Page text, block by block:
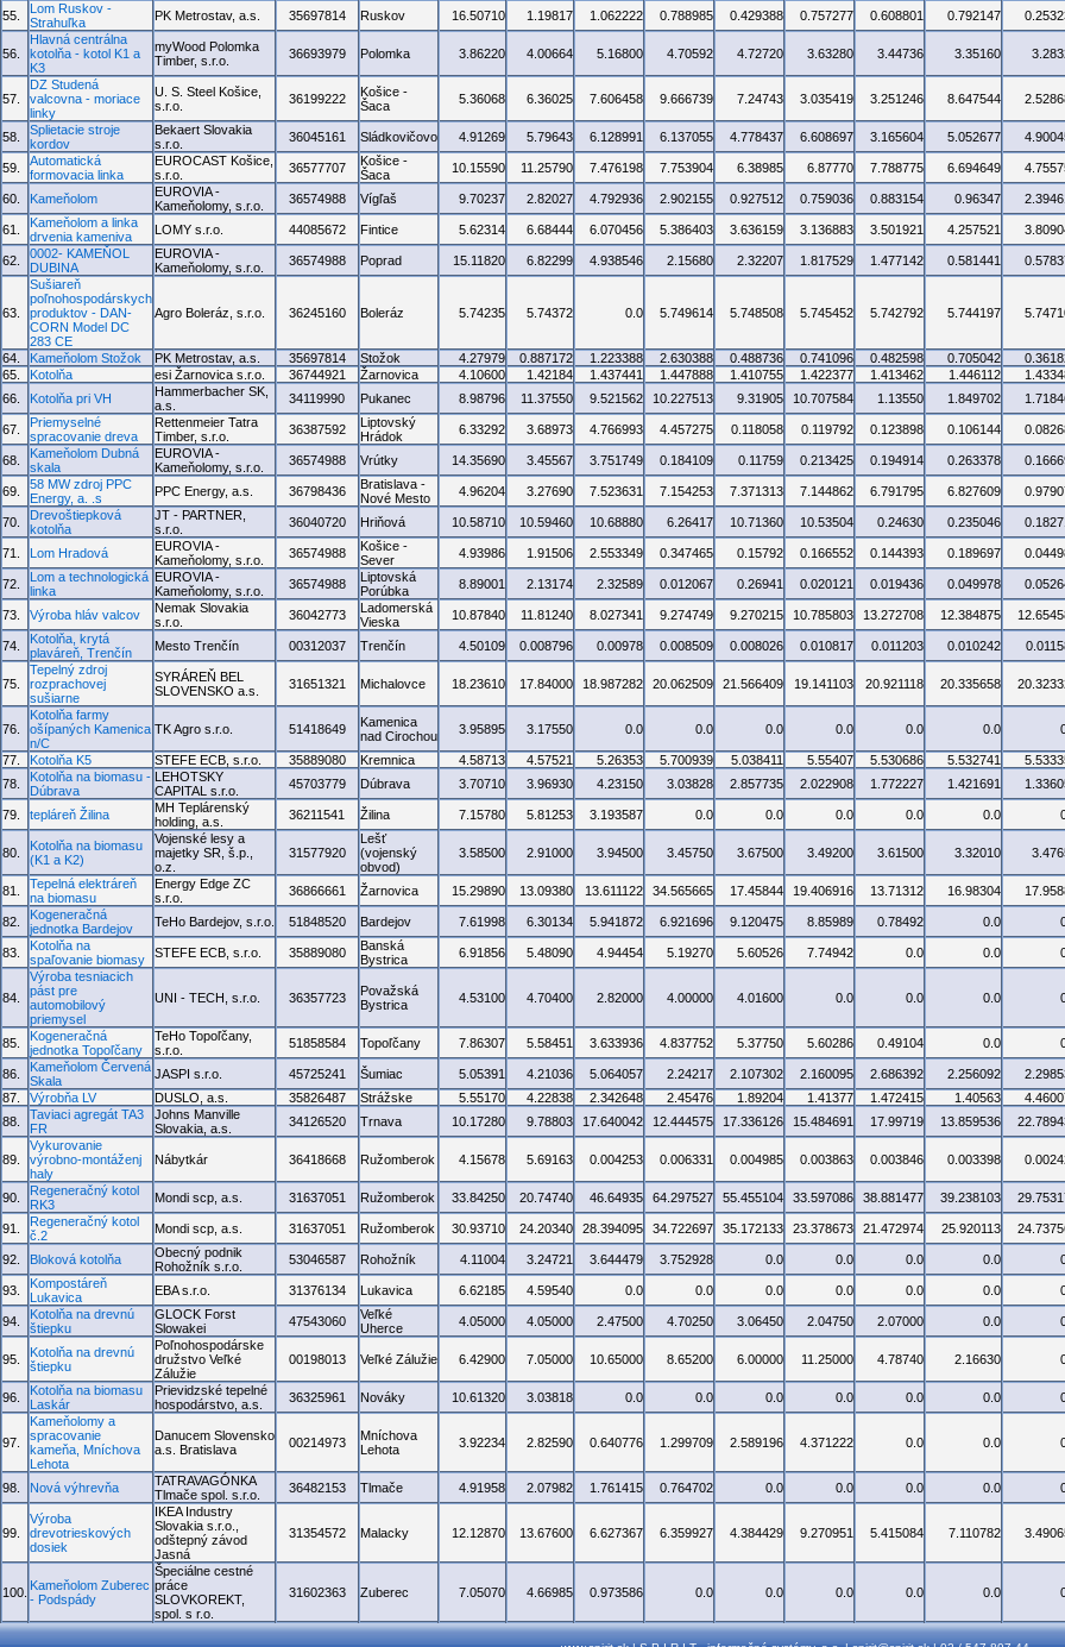
55.
Lom Ruskov -
Strahuľka
PK Metrostav, a.s. 35697814 Ruskov 16.50710 1.19817 1.062222 0.788985 0.429388 0.757277 0.608801 0.792147
56.
Hlavná centrálna
kotolňa - kotol K1 a
K3
myWood Polomka
Timber, s.r.o.
36693979 Polomka 3.86220 4.00664 5.16800 4.70592 4.72720 3.63280 3.44736 3.35160
57.
DZ Studená
valcovna - moriace
linky
U. S. Steel Košice,
s.r.o.
36199222
Košice -
Šaca
5.36068 6.36025 7.606458 9.666739 7.24743 3.035419 3.251246 8.647544
58.
Splietacie stroje
kordov
Bekaert Slovakia
s.r.o.
36045161 Sládkovičovo 4.91269 5.79643 6.128991 6.137055 4.778437 6.608697 3.165604 5.052677
59.
Automatická
formovacia linka
EUROCAST Košice,
s.r.o.
36577707
Košice -
Šaca
10.15590 11.25790 7.476198 7.753904 6.38985 6.87770 7.788775 6.694649
60. Kameňolom
EUROVIA -
Kameňolomy, s.r.o.
36574988 Vígľaš 9.70237 2.82027 4.792936 2.902155 0.927512 0.759036 0.883154 0.96347
61.
Kameňolom a linka
drvenia kameniva
LOMY s.r.o. 44085672 Fintice 5.62314 6.68444 6.070456 5.386403 3.636159 3.136883 3.501921 4.257521
62.
0002- KAMEŇOL
DUBINA
EUROVIA -
Kameňolomy, s.r.o.
36574988 Poprad 15.11820 6.82299 4.938546 2.15680 2.32207 1.817529 1.477142 0.581441
63.
Sušiareň
poľnohospodárskych
produktov - DAN-
CORN Model DC
283 CE
Agro Boleráz, s.r.o. 36245160 Boleráz 5.74235 5.74372 0.0 5.749614 5.748508 5.745452 5.742792 5.744197
64. Kameňolom Stožok PK Metrostav, a.s. 35697814 Stožok 4.27979 0.887172 1.223388 2.630388 0.488736 0.741096 0.482598 0.705042
65.
Kotolňa esi Žarnovica s.r.o. 36744921 Žarnovica 4.10600 1.42184 1.437441 1.447888 1.410755 1.422377 1.413462 1.446112
66.
Kotolňa pri VH
Hammerbacher SK,
a.s.
34119990 Pukanec 8.98796 11.37550 9.521562 10.227513 9.31905 10.707584 1.13550 1.849702
67.
Priemyselné
spracovanie dreva
Rettenmeier Tatra
Timber, s.r.o.
36387592
Liptovský
Hrádok
6.33292 3.68973 4.766993 4.457275 0.118058 0.119792 0.123898 0.106144
68.
Kameňolom Dubná
skala
EUROVIA -
Kameňolomy, s.r.o.
36574988 Vrútky 14.35690 3.45567 3.751749 0.184109 0.11759 0.213425 0.194914 0.263378
69.
58 MW zdroj PPC
Energy, a. .s
PPC Energy, a.s. 36798436
Bratislava -
Nové Mesto
4.96204 3.27690 7.523631 7.154253 7.371313 7.144862 6.791795 6.827609
70.
Drevoštiepková
kotolňa
JT - PARTNER,
s.r.o.
36040720 Hriňová 10.58710 10.59460 10.68880 6.26417 10.71360 10.53504 0.24630 0.235046
71. Lom Hradová
EUROVIA -
Kameňolomy, s.r.o.
36574988
Košice -
Sever
4.93986 1.91506 2.553349 0.347465 0.15792 0.166552 0.144393 0.189697
72.
Lom a technologická
linka
EUROVIA -
Kameňolomy, s.r.o.
36574988
Liptovská
Porúbka
8.89001 2.13174 2.32589 0.012067 0.26941 0.020121 0.019436 0.049978
73. Výroba hláv valcov
Nemak Slovakia
s.r.o.
36042773
Ladomerská
Vieska
10.87840 11.81240 8.027341 9.274749 9.270215 10.785803 13.272708 12.384875
74.
Kotolňa, krytá
plaváreň, Trenčín
Mesto Trenčín 00312037 Trenčín 4.50109 0.008796 0.00978 0.008509 0.008026 0.010817 0.011203 0.010242
75.
Tepelný zdroj
rozprachovej
sušiarne
SYRÁREŇ BEL
SLOVENSKO a.s.
31651321 Michalovce 18.23610 17.84000 18.987282 20.062509 21.566409 19.141103 20.921118 20.335658
76.
Kotolňa farmy
ošípaných Kamenica
n/C
TK Agro s.r.o. 51418649
Kamenica
nad Cirochou
3.95895 3.17550 0.0 0.0 0.0 0.0 0.0 0.0
77. Kotolňa K5 STEFE ECB, s.r.o. 35889080 Kremnica 4.58713 4.57521 5.26353 5.700939 5.038411 5.55407 5.530686 5.532741
78.
Kotolňa na biomasu -
Dúbrava
LEHOTSKY
CAPITAL s.r.o.
45703779 Dúbrava 3.70710 3.96930 4.23150 3.03828 2.857735 2.022908 1.772227 1.421691
79. tepláreň Žilina
MH Teplárenský
holding, a.s.
36211541 Žilina 7.15780 5.81253 3.193587 0.0 0.0 0.0 0.0 0.0
80.
Kotolňa na biomasu
(K1 a K2)
Vojenské lesy a
majetky SR, š.p.,
o.z.
31577920
Lešť
(vojenský
obvod)
3.58500 2.91000 3.94500 3.45750 3.67500 3.49200 3.61500 3.32010
81.
Tepelná elektráreň
na biomasu
Energy Edge ZC
s.r.o.
36866661 Žarnovica 15.29890 13.09380 13.611122 34.565665 17.45844 19.406916 13.71312 16.98304
82.
Kogeneračná
jednotka Bardejov
TeHo Bardejov, s.r.o. 51848520 Bardejov 7.61998 6.30134 5.941872 6.921696 9.120475 8.85989 0.78492 0.0
83.
Kotolňa na
spaľovanie biomasy
STEFE ECB, s.r.o. 35889080
Banská
Bystrica
6.91856 5.48090 4.94454 5.19270 5.60526 7.74942 0.0 0.0
84.
Výroba tesniacich
pást pre
automobilový
priemysel
UNI - TECH, s.r.o. 36357723
Považská
Bystrica
4.53100 4.70400 2.82000 4.00000 4.01600 0.0 0.0 0.0
85.
Kogeneračná
jednotka Topoľčany
TeHo Topoľčany,
s.r.o.
51858584 Topoľčany 7.86307 5.58451 3.633936 4.837752 5.37750 5.60286 0.49104 0.0
86.
Kameňolom Červená
Skala
JASPI s.r.o. 45725241 Šumiac 5.05391 4.21036 5.064057 2.24217 2.107302 2.160095 2.686392 2.256092
87.
Výrobňa LV DUSLO, a.s. 35826487 Strážske 5.55170 4.22838 2.342648 2.45476 1.89204 1.41377 1.472415 1.40563
88.
Taviaci agregát TA3
FR
Johns Manville
Slovakia, a.s.
34126520 Trnava 10.17280 9.78803 17.640042 12.444575 17.336126 15.484691 17.99719 13.859536
89.
Vykurovanie
výrobno-montáženj
haly
Nábytkár 36418668 Ružomberok 4.15678 5.69163 0.004253 0.006331 0.004985 0.003863 0.003846 0.003398
90.
Regeneračný kotol
RK3
Mondi scp, a.s. 31637051 Ružomberok 33.84250 20.74740 46.64935 64.297527 55.455104 33.597086 38.881477 39.238103
91.
Regeneračný kotol
č.2
Mondi scp, a.s. 31637051 Ružomberok 30.93710 24.20340 28.394095 34.722697 35.172133 23.378673 21.472974 25.920113
92. Bloková kotolňa
Obecný podnik
Rohožník s.r.o.
53046587 Rohožník 4.11004 3.24721 3.644479 3.752928 0.0 0.0 0.0 0.0
93.
Kompostáreň
Lukavica
EBA s.r.o. 31376134 Lukavica 6.62185 4.59540 0.0 0.0 0.0 0.0 0.0 0.0
94.
Kotolňa na drevnú
štiepku
GLOCK Forst
Slowakei
47543060
Veľké
Uherce
4.05000 4.05000 2.47500 4.70250 3.06450 2.04750 2.07000 0.0
95.
Kotolňa na drevnú
štiepku
Poľnohospodárske
družstvo Veľké
Zálužie
00198013 Veľké Zálužie 6.42900 7.05000 10.65000 8.65200 6.00000 11.25000 4.78740 2.16630
96.
Kotolňa na biomasu
Laskár
Prievidzské tepelné
hospodárstvo, a.s.
36325961 Nováky 10.61320 3.03818 0.0 0.0 0.0 0.0 0.0 0.0
97.
Kameňolomy a
spracovanie
kameňa, Mníchova
Lehota
Danucem Slovensko
a.s. Bratislava
00214973
Mníchova
Lehota
3.92234 2.82590 0.640776 1.299709 2.589196 4.371222 0.0 0.0
98. Nová výhrevňa
TATRAVAGÓNKA
Tlmače spol. s.r.o.
36482153 Tlmače 4.91958 2.07982 1.761415 0.764702 0.0 0.0 0.0 0.0
99.
Výroba
drevotrieskových
dosiek
IKEA Industry
Slovakia s.r.o.,
odštepný závod
Jasná
31354572 Malacky 12.12870 13.67600 6.627367 6.359927 4.384429 9.270951 5.415084 7.110782
100. Kameňolom Zuberec
- Podspády
Špeciálne cestné
práce
SLOVKOREKT,
spol. s r.o.
31602363 Zuberec 7.05070 4.66985 0.973586 0.0 0.0 0.0 0.0 0.0